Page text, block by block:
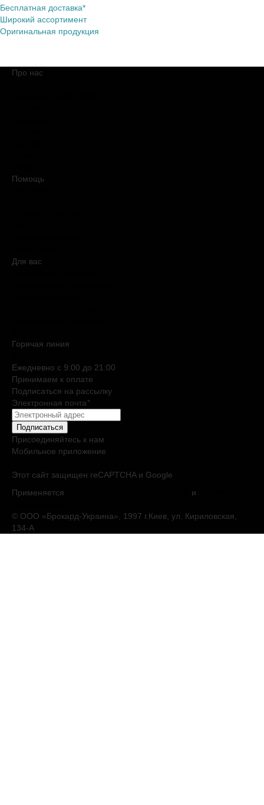
Бесплатная доставка*
Широкий ассортимент
Оригинальная продукция
Про нас
Помощь
Для вас
Горячая линия
Ежедневно c 9:00 до 21:00
Принимаем к оплате
Подписаться на рассылку
Электронная почта*
Подписаться
Присоединяйтесь к нам
Мобильное приложение
Этот сайт защищен reCAPTCHA и Google
Применяется
и
© ООО «Брокард-Украина», 1997 г.Киев, ул. Кириловская,
134-А